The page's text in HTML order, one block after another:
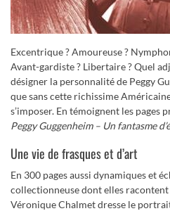
Excentrique ? Amoureuse ?
Avant-gardiste ? Libertaire ? Quel
désigner la personnalité de Peggy
que sans cette richissime
s’imposer. En témoignent les pages
Peggy Guggenheim – Un fantasme
Une vie de frasques et d’art
En 300 pages aussi dynamiques et
collectionneuse dont elles racontent
Véronique Chalmet dresse le